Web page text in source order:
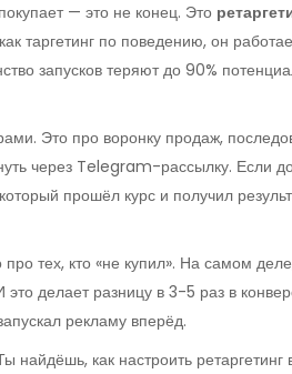
— это не конец. Это
таргетинг по поведению, он
запусков теряют до 90%
Это про воронку продаж,
через Telegram-рассылку. Если
прошёл курс и получил
тех, кто «не купил». На самом
делает разницу в 3-5 раз в
рекламу вперёд.
найдёшь, как настроить